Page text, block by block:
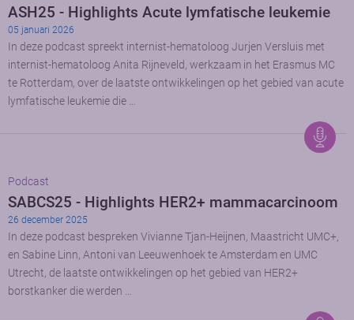
ASH25 - Highlights Acute lymfatische leukemie
05 januari 2026
In deze podcast spreekt internist-hematoloog Jurjen Versluis met
internist-hematoloog Anita Rijneveld, werkzaam in het Erasmus MC
te Rotterdam, over de laatste ontwikkelingen op het gebied van acute
lymfatische leukemie die …
Podcast
SABCS25 - Highlights HER2+ mammacarcinoom
26 december 2025
In deze podcast bespreken Vivianne Tjan-Heijnen, Maastricht UMC+,
en Sabine Linn, Antoni van Leeuwenhoek te Amsterdam en UMC
Utrecht, de laatste ontwikkelingen op het gebied van HER2+
borstkanker die werden …